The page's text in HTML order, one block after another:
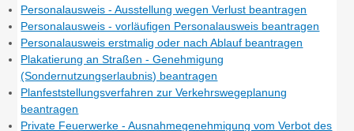
Personalausweis - Ausstellung wegen Verlust beantragen
Personalausweis - vorläufigen Personalausweis beantragen
Personalausweis erstmalig oder nach Ablauf beantragen
Plakatierung an Straßen - Genehmigung
(Sondernutzungserlaubnis) beantragen
Planfeststellungsverfahren zur Verkehrswegeplanung
beantragen
Private Feuerwerke - Ausnahmegenehmigung vom Verbot des